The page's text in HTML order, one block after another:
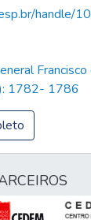
handle/
Francisco
1782- 1786